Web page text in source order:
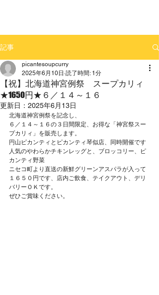
記事
【祝】北海道神宮例祭 スープカリィ
★1650円★６／１４～１６
picantesoupcurry
2025年6月10日 読了時間: 1分
更新日： 2025年6月13日
北海道神宮例祭を記念し、
６／１４～１６の３日間限定、お得な「神宮祭スー
プカリィ」を販売します。
円山ピカンティとピカンティ琴似店、同時開催です
人気のやわらかチキンレッグと、ブロッコリー、ピ
カンティ野菜
ニセコ町より直送の新鮮グリーンアスパラが入って
１６５０円です、店内ご飲食、テイクアウト、デリ
バリーＯＫです。
ぜひご賞味ください。